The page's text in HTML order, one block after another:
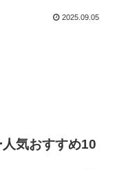
2025.09.05
気おすすめ10